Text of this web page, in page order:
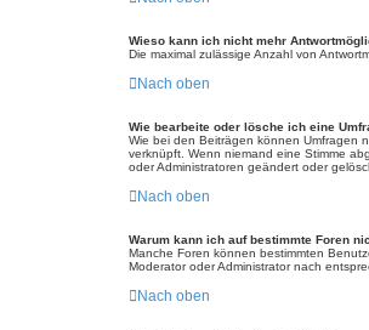
Wieso kann ich nicht mehr
Die maximal zulässige Anzahl von
Nach oben
Wie bearbeite oder lösche ich eine
Wie bei den Beiträgen können Umfragen
verknüpft. Wenn niemand eine Stimme
oder Administratoren geändert oder
Nach oben
Warum kann ich auf bestimmte Foren
Manche Foren können bestimmten
Moderator oder Administrator nach
Nach oben